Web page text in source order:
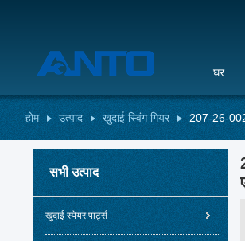
घर
होम उत्पाद खुदाई स्विंग गियर 207-26-
सभी उत्पाद
खुदाई स्पेयर पार्ट्स